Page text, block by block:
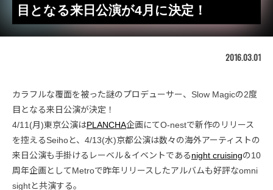
目となる来日公演が4月に決定！
2016.03.01
カラフルな覆面を被った謎のプロデューサー、Slow Magicの2度
目となる来日公演が決定！
4/11(月)東京公演はPLANCHA企画にてO-nestで新作のリリース
を控えるSeihoと、4/13(水)京都公演は数々の海外アーティストの
来日公演も手掛けるレーベル＆イベントであるnight cruisingの10
周年企画としてMetroで昨年リリースしたアルバムも好評なomni
sightと共演する。